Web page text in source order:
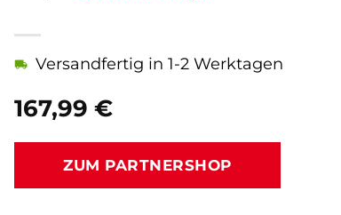
167,99 €
Versandfertig in 1-2 Werktagen
ZUM PARTNERSHOP